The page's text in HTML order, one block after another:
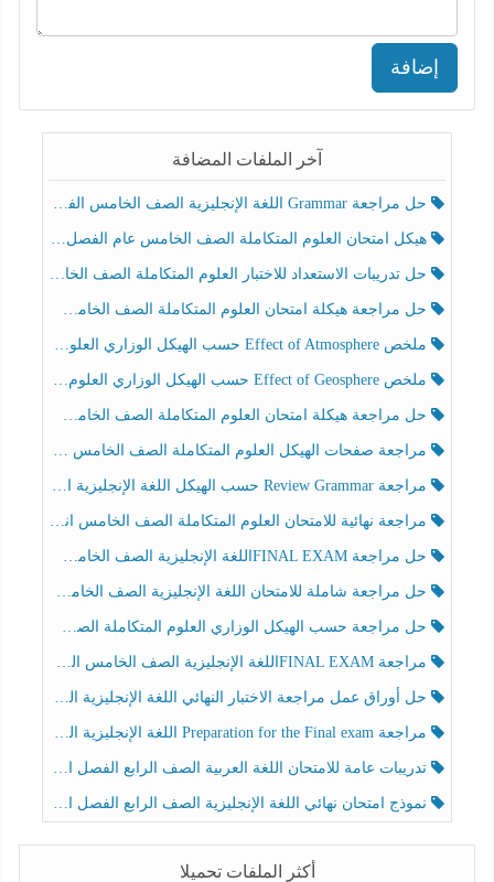
إضافة
آخر الملفات المضافة
حل مراجعة Grammar اللغة الإنجليزية الصف الخامس الفصل الثالث
هيكل امتحان العلوم المتكاملة الصف الخامس عام الفصل الدراسي الثالث 2025-2026
حل تدريبات الاستعداد للاختبار العلوم المتكاملة الصف الخامس عام الفصل الثالث
حل مراجعة هيكلة امتحان العلوم المتكاملة الصف الخامس انسبير الفصل الثالث
ملخص Effect of Atmosphere حسب الهيكل الوزاري العلوم المتكاملة الصف الخامس انسبير الفصل الثالث
ملخص Effect of Geosphere حسب الهيكل الوزاري العلوم المتكاملة الصف الخامس انسبير الفصل الثالث
حل مراجعة هيكلة امتحان العلوم المتكاملة الصف الخامس عام الفصل الثالث
مراجعة صفحات الهيكل العلوم المتكاملة الصف الخامس انسبير الفصل الثالث
مراجعة Review Grammar حسب الهيكل اللغة الإنجليزية الصف الخامس الفصل الثالث
مراجعة نهائية للامتحان العلوم المتكاملة الصف الخامس انسبير الفصل الثالث
حل مراجعة FINAL EXAMاللغة الإنجليزية الصف الخامس الفصل الثالث
حل مراجعة شاملة للامتحان اللغة الإنجليزية الصف الخامس الفصل الثالث
حل مراجعة حسب الهيكل الوزاري العلوم المتكاملة الصف الخامس عام الفصل الثالث
مراجعة FINAL EXAMاللغة الإنجليزية الصف الخامس الفصل الثالث
حل أوراق عمل مراجعة الاختبار النهائي اللغة الإنجليزية الصف الرابع الفصل الثالث
مراجعة Preparation for the Final exam اللغة الإنجليزية الصف الرابع الفصل الثالث
تدريبات عامة للامتحان اللغة العربية الصف الرابع الفصل الثالث
نموذج امتحان نهائي اللغة الإنجليزية الصف الرابع الفصل الثالث
أكثر الملفات تحميلا